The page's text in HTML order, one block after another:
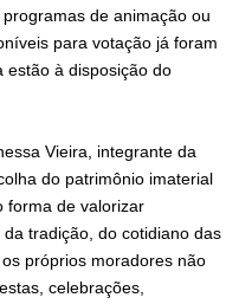
de animação ou
para votação já foram
estão à disposição do
Vieira, integrante da
do patrimônio imaterial
forma de valorizar
tradição, do cotidiano das
próprios moradores não
celebrações,